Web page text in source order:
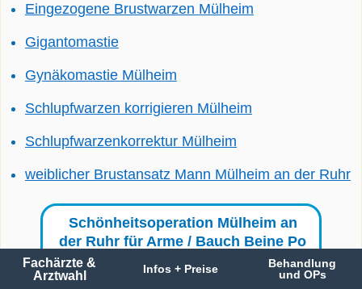
Behandlung
und OPs
Infos + Preise
Fachärzte &
Arztwahl
Eingezogene Brustwarzen Mülheim
Gigantomastie
Gynäkomastie Mülheim
Schlupfwarzen korrigieren Mülheim
Schlupfwarzenkorrektur Mülheim
weiblicher Brustansatz Mann Mülheim an der Ruhr
Schönheitsoperation Mülheim an
der Ruhr für Arme / Bauch Beine Po